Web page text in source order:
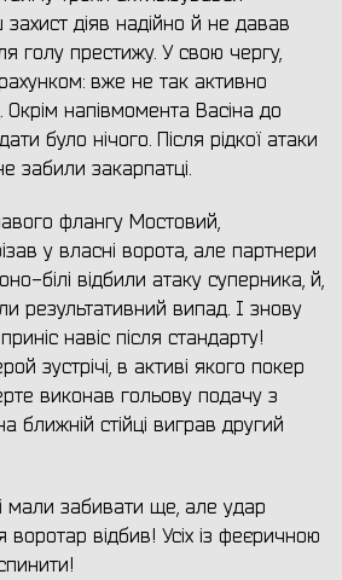
діяв надійно й не давав
голу престижу. У свою чергу,
вже не так активно
напівмомента Васіна до
було нічого. Після рідкої атаки
забили закарпатці.
флангу Мостовий,
у власні ворота, але партнери
білі відбили атаку суперника, й,
результативний випад. І знову
навіс після стандарту!
зустрічі, в активі якого покер
виконав гольову подачу з
ближній стійці виграв другий
мали забивати ще, але удар
відбив! Усіх із феєричною